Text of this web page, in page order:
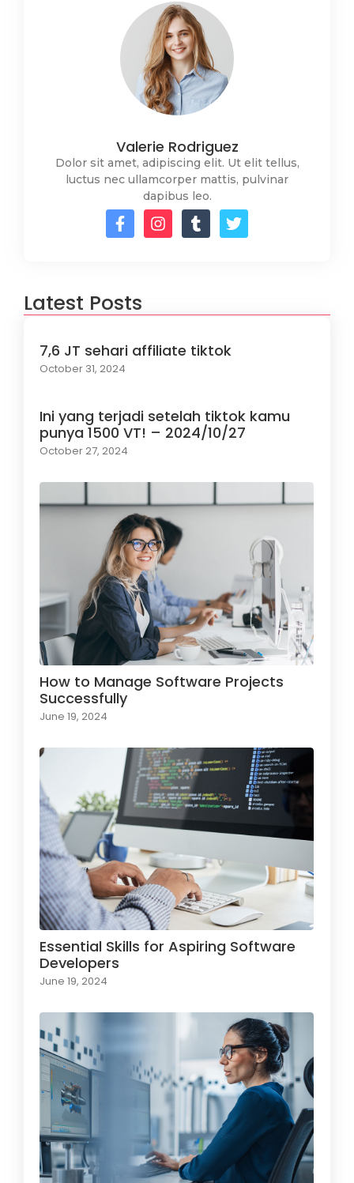
Valerie Rodriguez
Dolor sit amet, adipiscing elit. Ut elit tellus,
luctus nec ullamcorper mattis, pulvinar
dapibus leo.
Latest Posts
7,6 JT sehari affiliate tiktok
October 31, 2024
Ini yang terjadi setelah tiktok kamu
punya 1500 VT! – 2024/10/27
October 27, 2024
How to Manage Software Projects
Successfully
June 19, 2024
Essential Skills for Aspiring Software
Developers
June 19, 2024